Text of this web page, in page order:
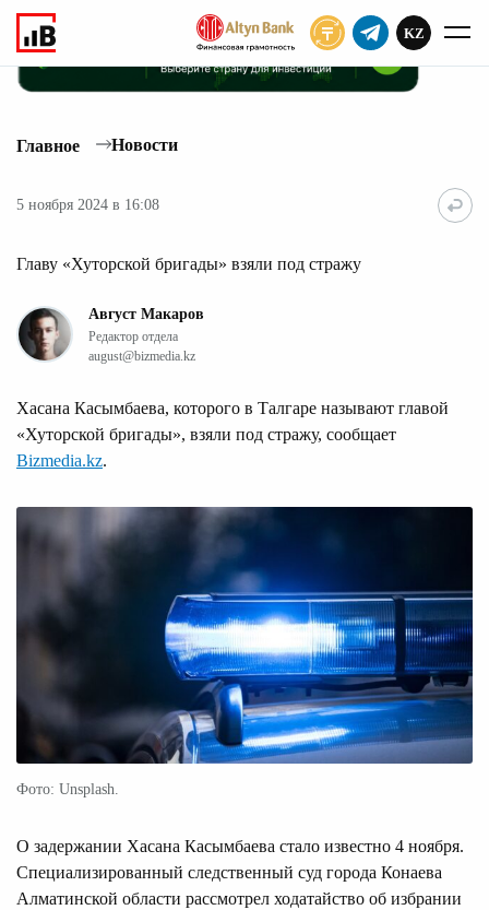
KZ
Главное Новости
5 ноября 2024 в 16:08
Главу «Хуторской бригады» взяли под стражу
Август Макаров
Редактор отдела
august@bizmedia.kz
Хасана Касымбаева, которого в Талгаре называют главой
«Хуторской бригады», взяли под стражу, сообщает
Bizmedia.kz.
Фото: Unsplash.
О задержании Хасана Касымбаева стало известно 4 ноября.
Специализированный следственный суд города Конаева
Алматинской области рассмотрел ходатайство об избрании